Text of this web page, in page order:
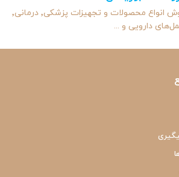
فروش انواع محصولات و تجهیزات پزشکی٬ درمانی٬
دارویی و ...